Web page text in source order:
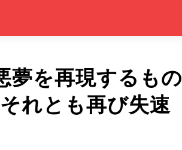
夢を再現するもの
れとも再び失速